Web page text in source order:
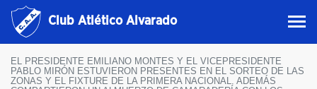
Club Atlético Alvarado
EL PRESIDENTE EMILIANO MONTES Y EL VICEPRESIDENTE
PABLO MIRÓN ESTUVIERON PRESENTES EN EL SORTEO DE LAS
ZONAS Y EL FIXTURE DE LA PRIMERA NACIONAL. ADEMÁS